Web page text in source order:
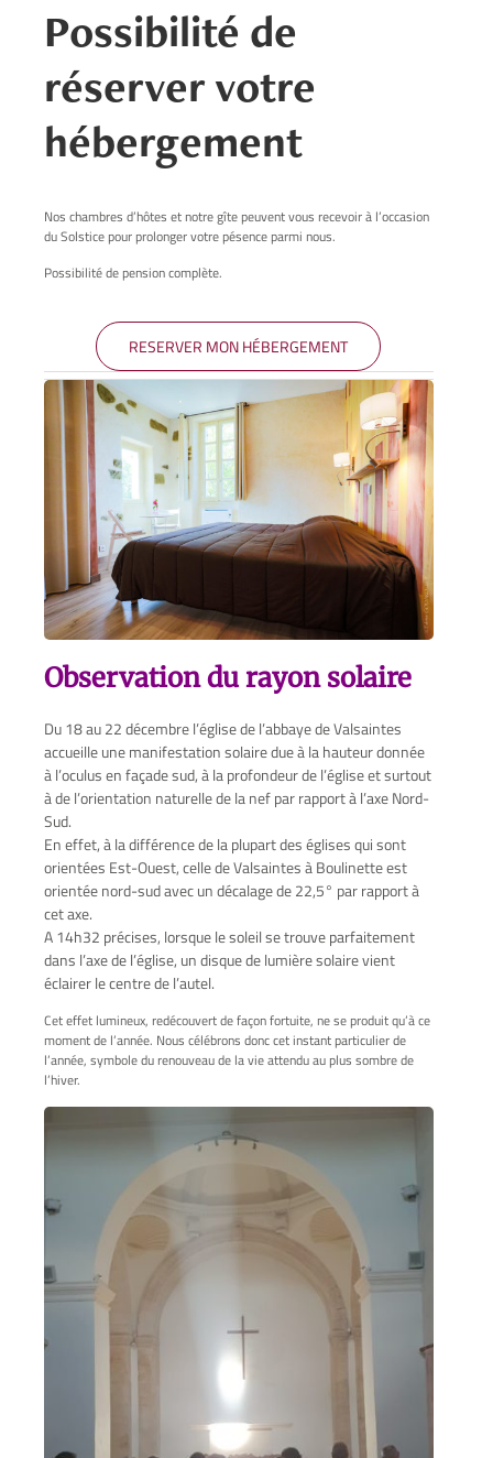
Possibilité de
réserver votre
hébergement
Nos chambres d’hôtes et notre gîte peuvent vous recevoir à l’occasion
du Solstice pour prolonger votre pésence parmi nous.
Possibilité de pension complète.
RESERVER MON HÉBERGEMENT
Observation du rayon solaire
Du 18 au 22 décembre l’église de l’abbaye de Valsaintes
accueille une manifestation solaire due à la hauteur donnée
à l’oculus en façade sud, à la profondeur de l’église et surtout
à de l’orientation naturelle de la nef par rapport à l’axe Nord-
Sud.
En effet, à la différence de la plupart des églises qui sont
orientées Est-Ouest, celle de Valsaintes à Boulinette est
orientée nord-sud avec un décalage de 22,5° par rapport à
cet axe.
A 14h32 précises, lorsque le soleil se trouve parfaitement
dans l’axe de l’église, un disque de lumière solaire vient
éclairer le centre de l’autel.
Cet effet lumineux, redécouvert de façon fortuite, ne se produit qu’à ce
moment de l’année. Nous célébrons donc cet instant particulier de
l’année, symbole du renouveau de la vie attendu au plus sombre de
l’hiver.